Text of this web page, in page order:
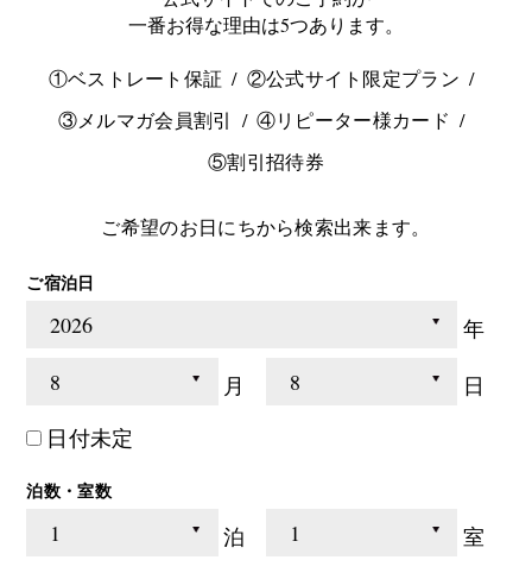
一番お得な理由は5つあります。
①ベストレート保証
②公式サイト限定プラン
③メルマガ会員割引
④リピーター様カード
⑤割引招待券
ご希望のお日にちから検索出来ます。
ご宿泊日
年
月
日
日付未定
泊数・室数
泊 室